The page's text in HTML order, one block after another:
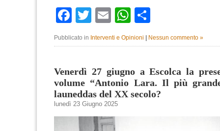
Facebook
TwitterEmailWhatsApp
Pubblicato in Interventi e Opinioni Nessun commento »
Venerdì 27 giugno a Escolca la
volume “Antonio Lara. Il più
launeddas del XX secolo?
lunedì 23 Giugno 2025